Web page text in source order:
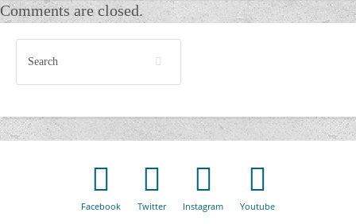
Comments are closed.
Facebook Twitter Instagram Youtube